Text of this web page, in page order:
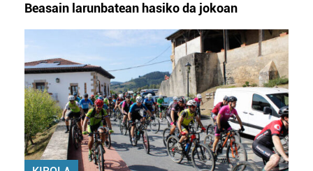
Beasain larunbatean hasiko da jokoan